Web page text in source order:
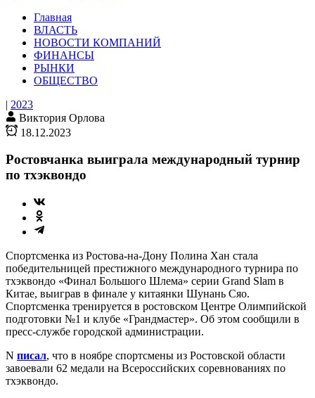
Главная
ВЛАСТЬ
НОВОСТИ КОМПАНИЙ
ФИНАНСЫ
РЫНКИ
ОБЩЕСТВО
| 2023
Виктория Орлова
18.12.2023
Ростовчанка выиграла международный турнир
по тхэквондо
Спортсменка из Ростова-на-Дону Полина Хан стала
победительницей престижного международного турнира по
тхэквондо «Финал Большого Шлема» серии Grand Slam в
Китае, выиграв в финале у китаянки Шунань Сяо.
Спортсменка тренируется в ростовском Центре Олимпийской
подготовки №1 и клубе «Грандмастер». Об этом сообщили в
пресс-службе городской администрации.
N писал, что в ноябре спортсмены из Ростовской области
завоевали 62 медали на Всероссийских соревнованиях по
тхэквондо.